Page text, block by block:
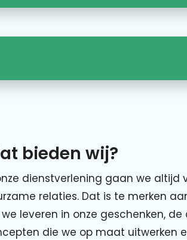
bieden wij?
dienstverlening gaan we altijd
relaties. Dat is te merken
leveren in onze geschenken,
die we op maat uitwerken